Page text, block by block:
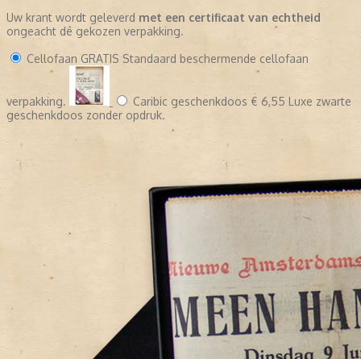
Uw krant wordt geleverd met een certificaat van echtheid
ongeacht de gekozen verpakking.
Cellofaan GRATIS Standaard beschermende cellofaan
verpakking. Caribic geschenkdoos € 6,55 Luxe zwarte
geschenkdoos zonder opdruk.